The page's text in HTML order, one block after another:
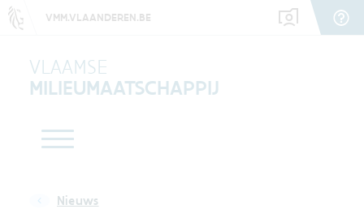
VMM.VLAANDEREN.BE
VLAAMSE
MILIEUMAATSCHAPPIJ
Nieuws